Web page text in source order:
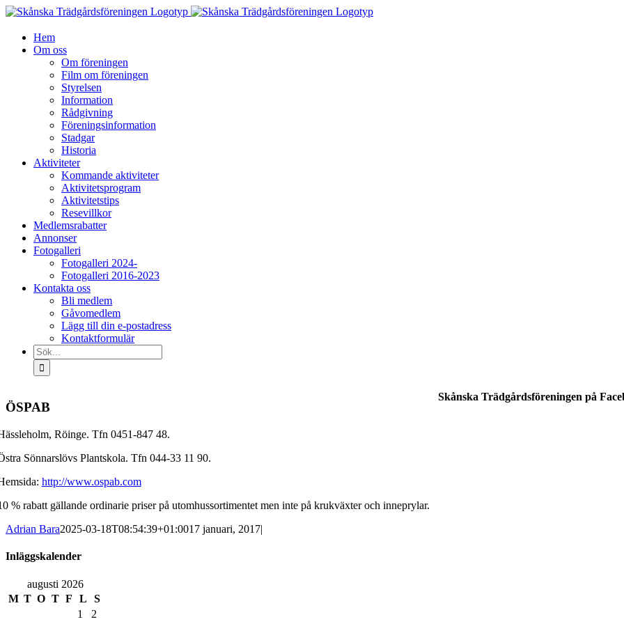
Fortsätt
innehållet
Hem
Om oss
Om föreningen
Film om föreningen
Styrelsen
Information
Rådgivning
Föreningsinformation
Stadgar
Historia
Aktiviteter
Kommande aktiviteter
Aktivitetsprogram
Aktivitetstips
Resevillkor
Medlemsrabatter
Annonser
Fotogalleri
Fotogalleri 2024-
Fotogalleri 2016-2023
Kontakta oss
Bli medlem
Gåvomedlem
Lägg till din e-postadress
Kontaktformulär
Sök
efter:
ÖSPAB
Röinge. Tfn 0451-847 48.
Sönnarslövs Plantskola. Tfn 044-33 11 90.
http://www.ospab.com
% rabatt gällande ordinarie priser på utomhussortimentet men inte på krukväxter och inneprylar.
Adrian Bara2025-03-18T08:54:39+01:0017 januari, 2017|
Skånska Trädgårdsföreningen på
Inläggskalender
augusti 2026
M T O T F L
S
1
2